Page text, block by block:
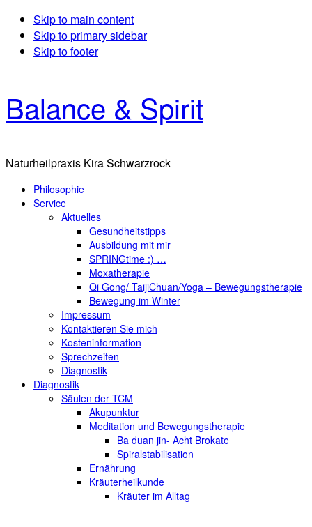
Skip to main content
Skip to primary sidebar
Skip to footer
Balance & Spirit
Naturheilpraxis Kira Schwarzrock
Philosophie
Service
Aktuelles
Gesundheitstipps
Ausbildung mit mir
SPRINGtime :) …
Moxatherapie
Qi Gong/ TaijiChuan/Yoga – Bewegungstherapie
Bewegung im Winter
Impressum
Kontaktieren Sie mich
Kosteninformation
Sprechzeiten
Diagnostik
Diagnostik
Säulen der TCM
Akupunktur
Meditation und Bewegungstherapie
Ba duan jin- Acht Brokate
Spiralstabilisation
Ernährung
Kräuterheilkunde
Kräuter im Alltag